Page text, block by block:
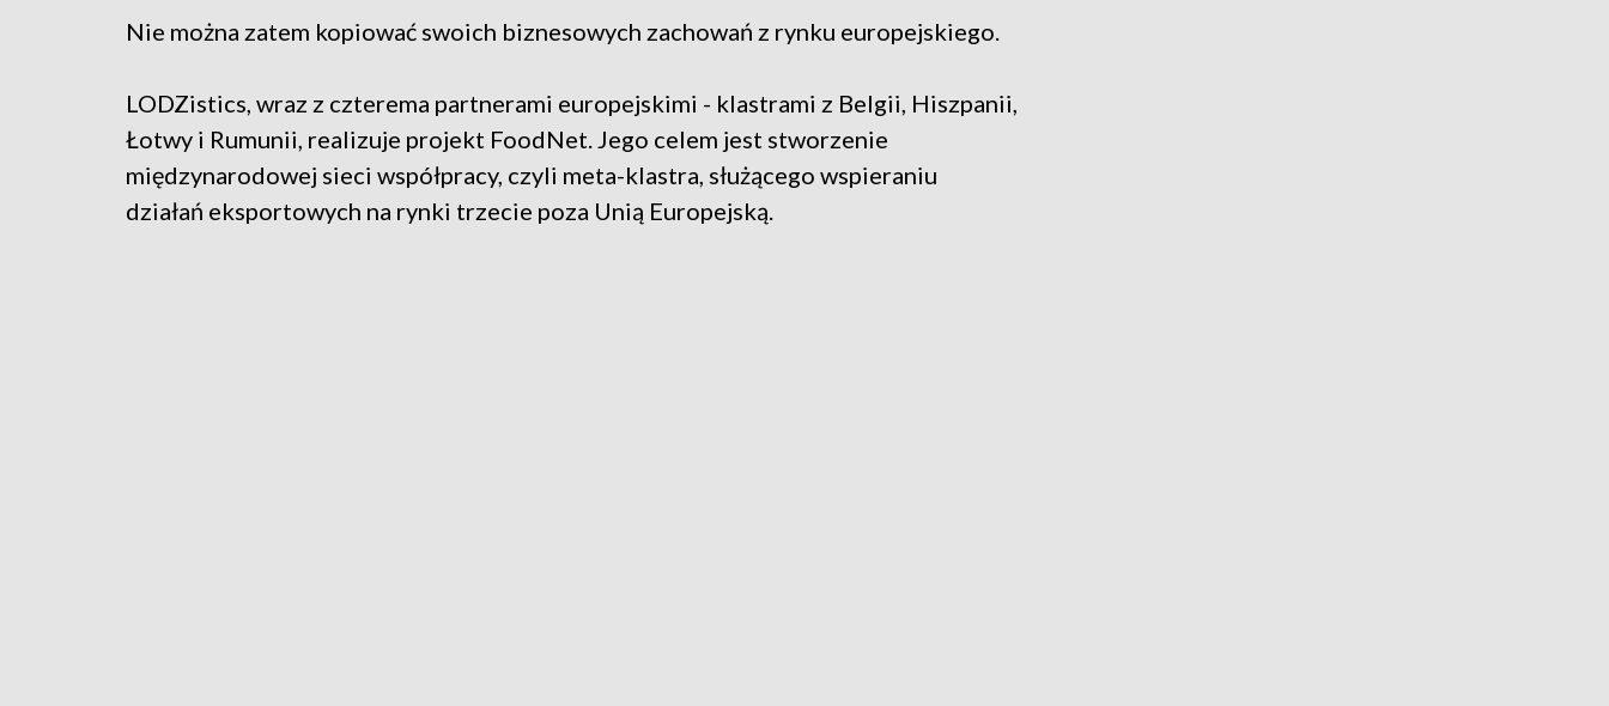
Nie można zatem kopiować swoich biznesowych zachowań z rynku europejskiego.
LODZistics, wraz z czterema partnerami europejskimi - klastrami z Belgii, Hiszpanii,
Łotwy i Rumunii, realizuje projekt FoodNet. Jego celem jest stworzenie
międzynarodowej sieci współpracy, czyli meta-klastra, służącego wspieraniu
działań eksportowych na rynki trzecie poza Unią Europejską.